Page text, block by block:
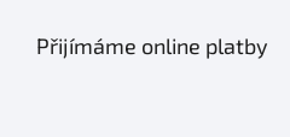
Přijímáme online platby